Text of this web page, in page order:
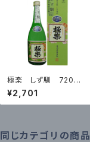
極楽 しず馴 720ml
箱入
¥2,701
同じカテゴリの商品